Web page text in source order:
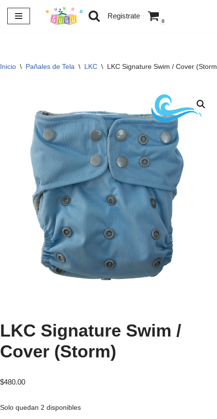
Saltar
Registrate
0
Inicio \ Pañales de Tela \ LKC \ LKC Signature Swim / Cover
LKC Signature Swim /
Cover (Storm)
$480.00
Solo quedan 2 disponibles